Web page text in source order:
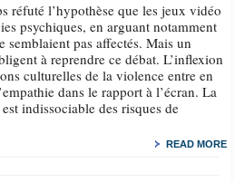
réfuté l’hypothèse que les jeux vidéo
psychiques, en arguant notamment
semblaient pas affectés. Mais un
à reprendre ce débat. L’inflexion
culturelles de la violence entre en
dans le rapport à l’écran. La
indissociable des risques de
READ MORE